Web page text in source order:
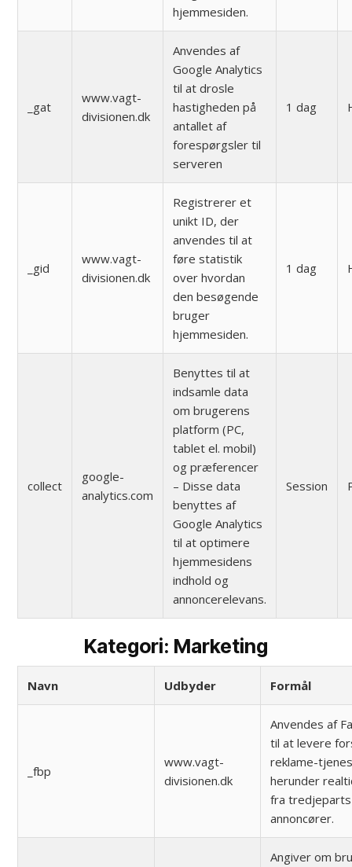
hjemmesiden.
_gat
www.vagt-
divisionen.dk
Anvendes af
Google Analytics
til at drosle
hastigheden på
antallet af
forespørgsler til
serveren
1 dag
_gid
www.vagt-
divisionen.dk
Registrerer et
unikt ID, der
anvendes til at
føre statistik
over hvordan
den besøgende
bruger
hjemmesiden.
1 dag
collect
google-
analytics.com
Benyttes til at
indsamle data
om brugerens
platform (PC,
tablet el. mobil)
og præferencer
– Disse data
benyttes af
Google Analytics
til at optimere
hjemmesidens
indhold og
annoncerelevans.
Session
Kategori: Marketing
Navn Udbyder Formål
_fbp
www.vagt-
divisionen.dk
Anvendes af
til at levere
reklame-
herunder
fra
annoncører.
Angiver om